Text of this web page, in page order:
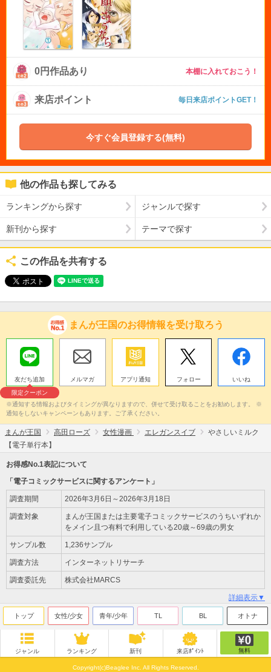
0円作品あり 本棚に入れておこう！
来店ポイント 毎日来店ポイントGET！
今すぐ会員登録する(無料)
他の作品も探してみる
ランキングから探す ジャンルで探す
新刊から探す テーマで探す
この作品を共有する
まんが王国のお得情報を受け取ろう
友だち追加
限定クーポン
メルマガ アプリ通知 フォロー いいね
※通知する情報およびタイミングが異なりますので、併せて受け取ることをお勧めします。 ※
通知をしないキャンペーンもあります。ご了承ください。
まんが王国 高田ローズ 女性漫画 エレガンスイブ
やさしいミルク
【電子単行本】
お得感No.1表記について
「電子コミックサービスに関するアンケート」
調査期間 2026年3月6日～2026年3月18日
調査対象
まんが王国または主要電子コミックサービスのうちいずれか
をメイン且つ有料で利用している20歳～69歳の男女
サンプル数 1,236サンプル
調査方法 インターネットリサーチ
調査委託先 株式会社MARCS
詳細表示▼
トップ 女性/少女 青年/少年 TL BL オトナ
ジャンル ランキング 新刊 来店ﾎﾟｲﾝﾄ 無料
Copyright(c)Beaglee Inc. All Rights Reserved.